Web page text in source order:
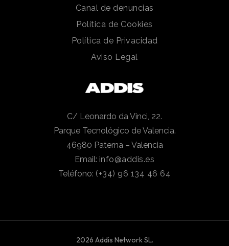
Canal de denuncias
Política de Cookies
Política de Privacidad
Aviso Legal
C/ Leonardo da Vinci, 22.
Parque Tecnológico de Valencia.
46980 Paterna – Valencia
Email: info@addis.es
Teléfono: (+34) 96 134 46 64
2026 Addis Network SL.